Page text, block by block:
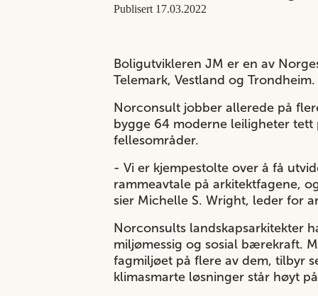
Publisert 17.03.2022
Boligutvikleren JM er en av
Telemark, Vestland og Trondheim.
Norconsult jobber allerede på
bygge 64 moderne leiligheter
fellesområder.
- Vi er kjempestolte over å få
rammeavtale på arkitektfagene,
sier Michelle S. Wright, leder for
Norconsults landskapsarkitekter
miljømessig og sosial bærekraft.
fagmiljøet på flere av dem, tilbyr
klimasmarte løsninger står høyt